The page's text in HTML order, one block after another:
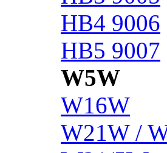
HB4 9006
HB5 9007
W5W
W16W
W21W /